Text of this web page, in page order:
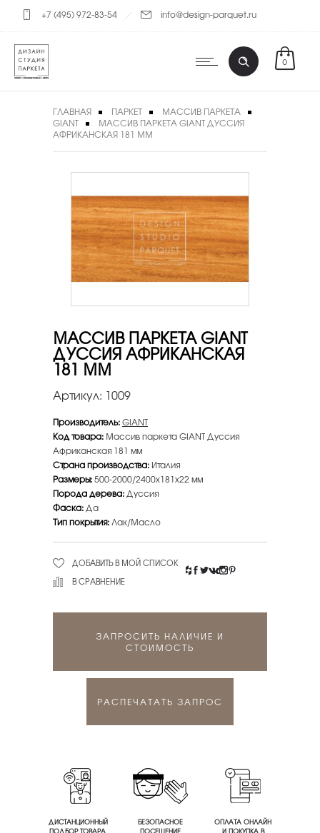
+7 (495) 972-83-54 info@design-parquet.ru
0
ГЛАВНАЯ ПАРКЕТ
МАССИВ ПАРКЕТА
GIANT
МАССИВ ПАРКЕТА GIANT ДУССИЯ
АФРИКАНСКАЯ 181 ММ
МАССИВ ПАРКЕТА GIANT
ДУССИЯ АФРИКАНСКАЯ
181 ММ
Артикул: 1009
Производитель:GIANT
Код товара: Массив паркета GIANT Дуссия
Африканская 181 мм
Страна производства: Италия
Размеры:500-2000/2400х181х22 мм
Порода дерева:Дуссия
Фаска:Да
Тип покрытия:Лак/Масло
ДОБАВИТЬ В МОЙ СПИСОК
В СРАВНЕНИЕ
ЗАПРОСИТЬ НАЛИЧИЕ И
СТОИМОСТЬ
РАСПЕЧАТАТЬ ЗАПРОС
ДИСТАНЦИОННЫЙ
ПОДБОР ТОВАРА
БЕЗОПАСНОЕ
ПОСЕЩЕНИЕ
ОПЛАТА ОНЛАЙН
И ПОКУПКА В